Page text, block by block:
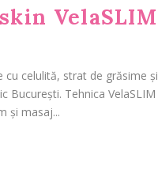
VelaSLIM
celulită, strat de grăsime și
București. Tehnica VelaSLIM
și masaj...